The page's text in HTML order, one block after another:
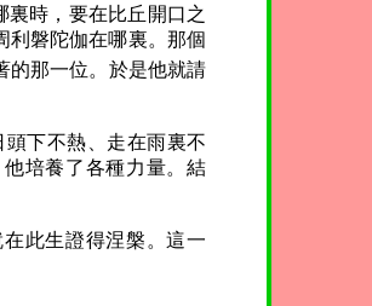
裏時，要在比丘開口之
利磐陀伽在哪裏。那個
的那一位。於是他就請
下不熱、走在雨裏不
培養了各種力量。結
此生證得涅槃。這一